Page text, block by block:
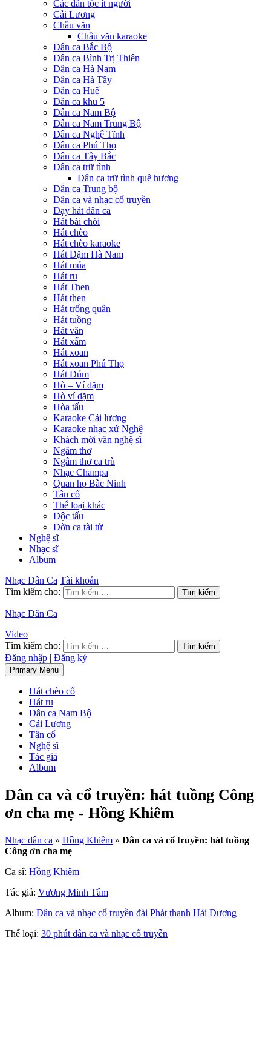
Các dân tộc ít người
Cải Lương
Chầu văn
Chầu văn karaoke
Dân ca Bắc Bộ
Dân ca Bình Trị Thiên
Dân ca Hà Nam
Dân ca Hà Tây
Dân ca Huế
Dân ca khu 5
Dân ca Nam Bộ
Dân ca Nam Trung Bộ
Dân ca Nghệ Tĩnh
Dân ca Phú Thọ
Dân ca Tây Bắc
Dân ca trữ tình
Dân ca trữ tình quê hương
Dân ca Trung bộ
Dân ca và nhạc cổ truyền
Dạy hát dân ca
Hát bài chòi
Hát chèo
Hát chèo karaoke
Hát Dặm Hà Nam
Hát múa
Hát ru
Hát Then
Hát then
Hát trống quân
Hát tuồng
Hát văn
Hát xẩm
Hát xoan
Hát xoan Phú Thọ
Hát Đúm
Hò – Ví dặm
Hò ví dặm
Hòa tấu
Karaoke Cải lương
Karaoke nhạc xứ Nghệ
Khách mời văn nghệ sĩ
Ngâm thơ
Ngâm thơ ca trù
Nhạc Champa
Quan họ Bắc Ninh
Tân cổ
Thể loại khác
Độc tấu
Đờn ca tài tử
Nghệ sĩ
Nhạc sĩ
Album
Nhạc Dân Ca Tài khoản
Tìm kiếm cho:
Nhạc Dân Ca
Video
Tìm kiếm cho:
Đăng nhập | Đăng ký
Primary Menu
Hát chèo cổ
Hát ru
Dân ca Nam Bộ
Cải Lương
Tân cổ
Nghệ sĩ
Tác giả
Album
Dân ca và cổ truyền: hát tuồng Công
ơn cha mẹ - Hồng Khiêm
Nhạc dân ca » Hồng Khiêm » Dân ca và cổ truyền: hát tuồng
Công ơn cha mẹ
Ca sĩ: Hồng Khiêm
Tác giả: Vương Minh Tâm
Album: Dân ca và nhạc cổ truyền đài Phát thanh Hải Dương
Thể loại: 30 phút dân ca và nhạc cổ truyền